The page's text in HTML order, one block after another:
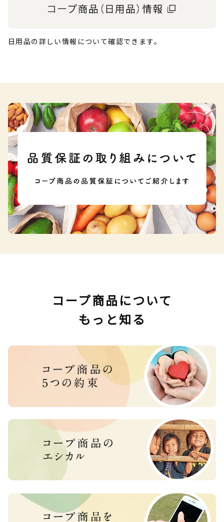
日用品の詳しい情報について確認できます。
コープ商品について
もっと知る